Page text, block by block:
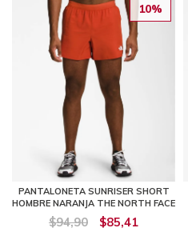
10%
PANTALONETA SUNRISER SHORT
HOMBRE NARANJA THE NORTH FACE
$94,90 $85,41